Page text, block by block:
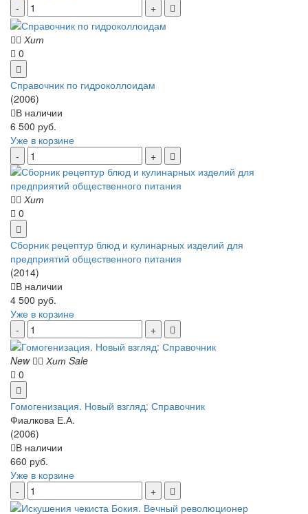
Хит
0
Справочник по гидроколлоидам
(2006)
В наличии
6 500 руб.
Уже в корзине
Хит
0
Сборник рецептур блюд и кулинарных изделий для
предприятий общественного питания
(2014)
В наличии
4 500 руб.
Уже в корзине
New Хит Sale
0
Гомогенизация. Новый взгляд: Справочник
Фиалкова Е.А.
(2006)
В наличии
660 руб.
Уже в корзине